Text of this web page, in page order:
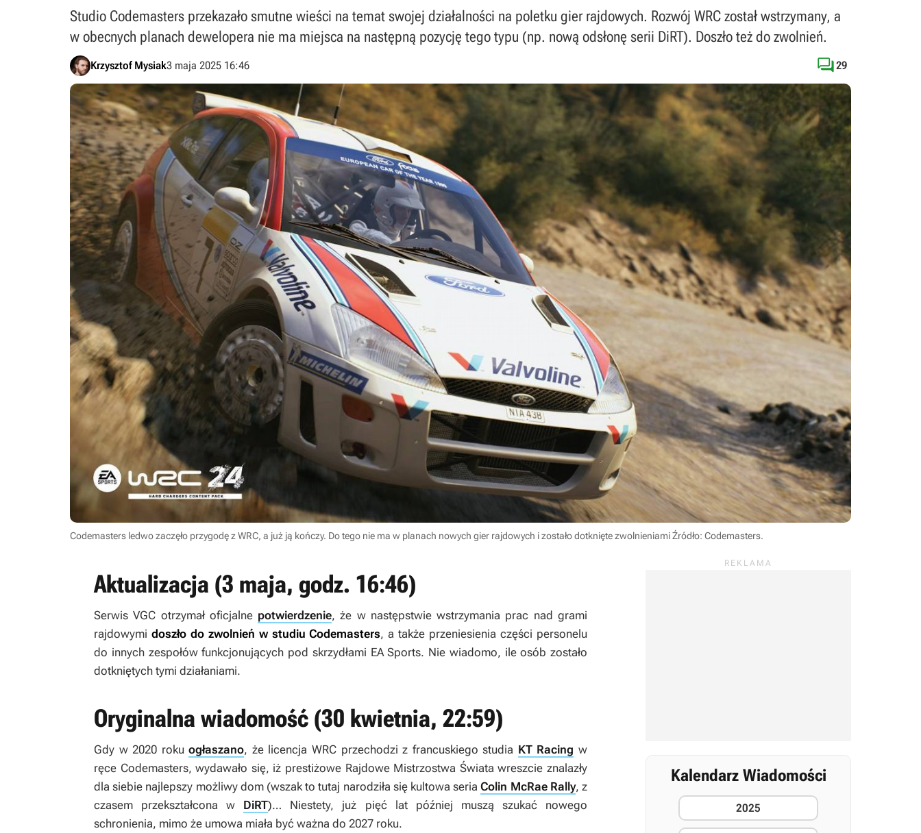
Studio Codemasters przekazało smutne wieści na temat swojej działalności na poletku gier rajdowych. Rozwój WRC został wstrzymany, a
w obecnych planach dewelopera nie ma miejsca na następną pozycję tego typu (np. nową odsłonę serii DiRT). Doszło też do zwolnień.
Krzysztof Mysiak3 maja 2025 16:46 29
Codemasters ledwo zaczęło przygodę z WRC, a już ją kończy. Do tego nie ma w planach nowych gier rajdowych i zostało dotknięte zwolnieniamiŹródło: Codemasters.
Aktualizacja (3 maja, godz. 16:46)
Serwis VGC otrzymał oficjalne potwierdzenie, że w następstwie wstrzymania prac nad grami
rajdowymi doszło do zwolnień w studiu Codemasters, a także przeniesienia części personelu
do innych zespołów funkcjonujących pod skrzydłami EA Sports. Nie wiadomo, ile osób zostało
dotkniętych tymi działaniami.
Oryginalna wiadomość (30 kwietnia, 22:59)
Gdy w 2020 rokuogłaszano, że licencja WRC przechodzi z francuskiego studia KT Racing w
ręce Codemasters, wydawało się, iż prestiżowe Rajdowe Mistrzostwa Świata wreszcie znalazły
dla siebie najlepszy możliwy dom (wszak to tutaj narodziła się kultowa seriaColin McRae Rally, z
czasem przekształcona w DiRT)… Niestety, już pięć lat później muszą szukać nowego
schronienia, mimo że umowa miała być ważna do 2027 roku.
Kalendarz Wiadomości
2025